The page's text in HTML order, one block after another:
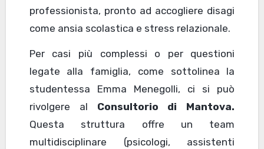
professionista, pronto ad accogliere disagi
come ansia scolastica e stress relazionale.
Per casi più complessi o per questioni
legate alla famiglia, come sottolinea la
studentessa Emma Menegolli, ci si può
rivolgere al Consultorio di Mantova.
Questa struttura offre un team
multidisciplinare (psicologi, assistenti